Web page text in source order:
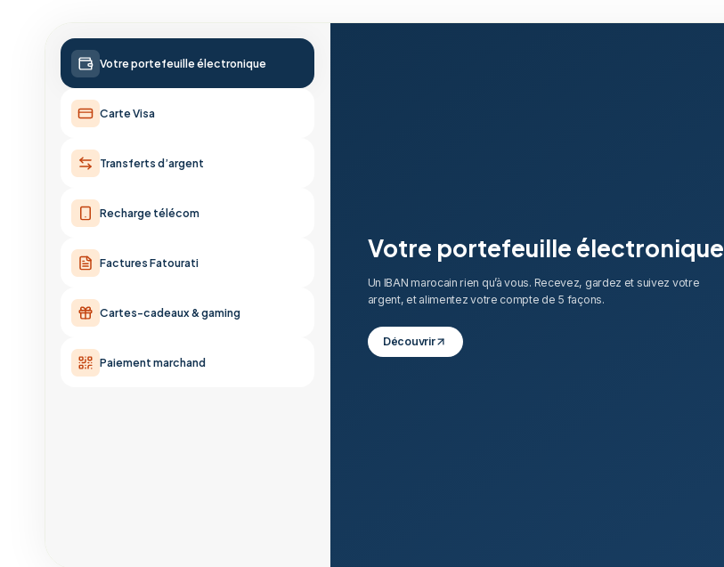
Votre portefeuille électronique
Carte Visa
Transferts d’argent
Recharge télécom
Factures Fatourati
Cartes-cadeaux & gaming
Paiement marchand
Votre portefeuille électronique
Un IBAN marocain rien qu’à vous. Recevez, gardez et suivez votre
argent, et alimentez votre compte de 5 façons.
Découvrir